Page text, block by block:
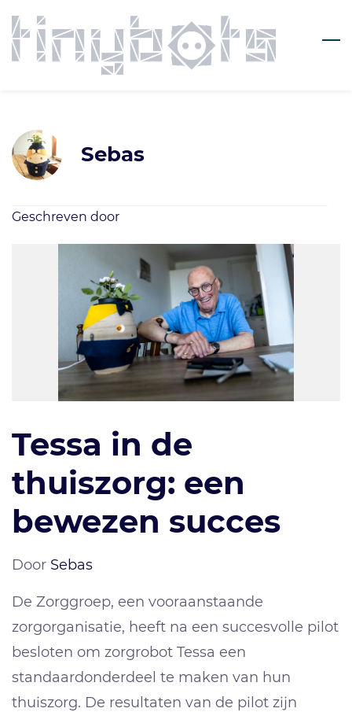
Skip
to
main
Sebas
Geschreven door
Tessa in de
thuiszorg: een
bewezen succes
Door Sebas
De Zorggroep, een vooraanstaande
zorgorganisatie, heeft na een succesvolle pilot
besloten om zorgrobot Tessa een
standaardonderdeel te maken van hun
thuiszorg. De resultaten van de pilot zijn